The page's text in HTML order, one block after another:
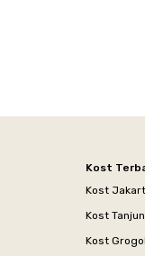
Kost
Kost
Kost
Kost Grogol